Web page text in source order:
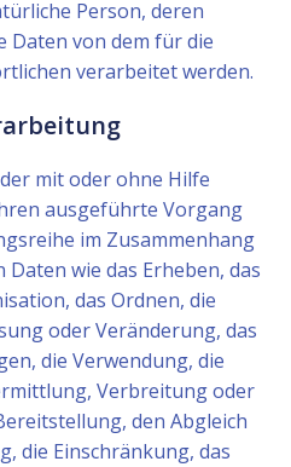
Person, deren
Daten von dem für die
verarbeitet werden.
mit oder ohne Hilfe
ausgeführte Vorgang
im Zusammenhang
wie das Erheben, das
das Ordnen, die
oder Veränderung, das
die Verwendung, die
Verbreitung oder
den Abgleich
die Einschränkung, das